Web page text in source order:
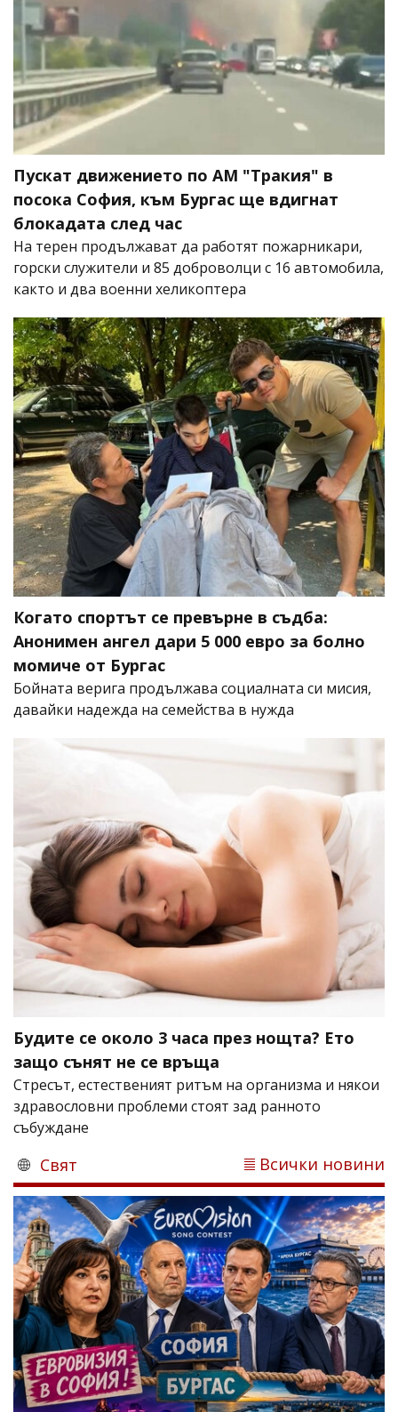
Пускат движението по АМ "Тракия" в
посока София, към Бургас ще вдигнат
блокадата след час
На терен продължават да работят пожарникари,
горски служители и 85 доброволци с 16 автомобила,
както и два военни хеликоптера
Когато спортът се превърне в съдба:
Анонимен ангел дари 5 000 евро за болно
момиче от Бургас
Бойната верига продължава социалната си мисия,
давайки надежда на семейства в нужда
Будите се около 3 часа през нощта? Ето
защо сънят не се връща
Стресът, естественият ритъм на организма и някои
здравословни проблеми стоят зад ранното
събуждане
Свят Всички новини